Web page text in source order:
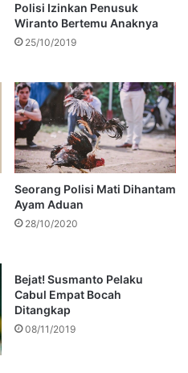
Polisi Izinkan Penusuk
Wiranto Bertemu Anaknya
25/10/2019
Seorang Polisi Mati Dihantam
Ayam Aduan
28/10/2020
Bejat! Susmanto Pelaku
Cabul Empat Bocah
Ditangkap
08/11/2019